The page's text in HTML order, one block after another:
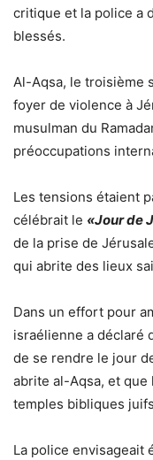
critique et la police a
blessés.
Al-Aqsa, le troisième
foyer de violence à
musulman du
préoccupations
Les tensions étaient
célébrait le «Jour de
de la prise de
qui abrite des lieux
Dans un effort pour
israélienne a déclaré
de se rendre le jour
abrite al-Aqsa, et
temples bibliques
La police envisageait